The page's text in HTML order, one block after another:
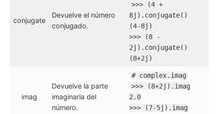
conjugate
Devuelve el número
conjugado.
>>> (4 +
8j).conjugate()
(4-8j)
>>> (8 -
2j).conjugate()
(8+2j)
imag
Devuelve la parte
imaginaria del
número.
# complex.imag
>>> (8+2j).imag
2.0
>>> (7-5j).imag